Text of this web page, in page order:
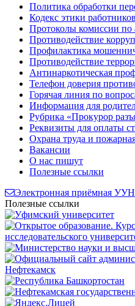
Политика обработки
Кодекс этики
Протоколы комиссии по
Противодействие
Профилактика
Противодействие
Антинаркотическая
Телефон доверия
Горячая линия по
Информация для
Рубрика «Прокурор
Реквизиты для оплаты
Охрана труда и
Вакансии
О нас пишут
Полезные ссылки
Электронная приёмная
Полезные ссылки